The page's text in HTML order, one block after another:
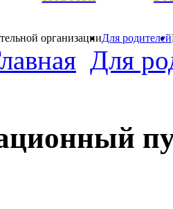
организацииДля родителей
Для